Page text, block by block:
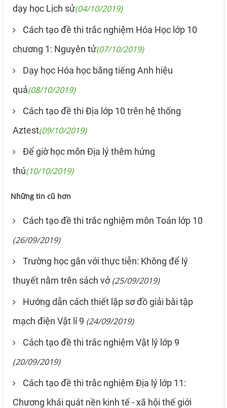
dạy học Lịch sử(04/10/2019)
Cách tạo đề thi trắc nghiệm Hóa Học lớp 10
chương 1: Nguyên tử(07/10/2019)
Dạy học Hóa học bằng tiếng Anh hiệu
quả(08/10/2019)
Cách tạo đề thi Địa lớp 10 trên hệ thống
Aztest(09/10/2019)
Để giờ học môn Địa lý thêm hứng
thú(10/10/2019)
Những tin cũ hơn
Cách tạo đề thi trắc nghiệm môn Toán lớp 10
(26/09/2019)
Trường học gắn với thực tiễn: Không để lý
thuyết nằm trên sách vở (25/09/2019)
Hướng dẫn cách thiết lập sơ đồ giải bài tập
mạch điện Vật lí 9 (24/09/2019)
Cách tạo đề thi trắc nghiệm Vật lý lớp 9
(20/09/2019)
Cách tạo đề thi trắc nghiệm Địa lý lớp 11:
Chương khái quát nền kinh tế - xã hội thế giới